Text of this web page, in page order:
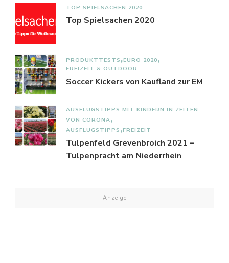
TOP SPIELSACHEN 2020
Top Spielsachen 2020
PRODUKTTESTS EURO 2020
FREIZEIT & OUTDOOR
Soccer Kickers von Kaufland zur EM
AUSFLUGSTIPPS MIT KINDERN IN ZEITEN
VON CORONA
AUSFLUGSTIPPS FREIZEIT
Tulpenfeld Grevenbroich 2021 –
Tulpenpracht am Niederrhein
- Anzeige -